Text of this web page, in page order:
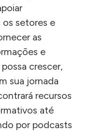
setores e
as
e
crescer,
sua jornada
recursos
até
por podcasts